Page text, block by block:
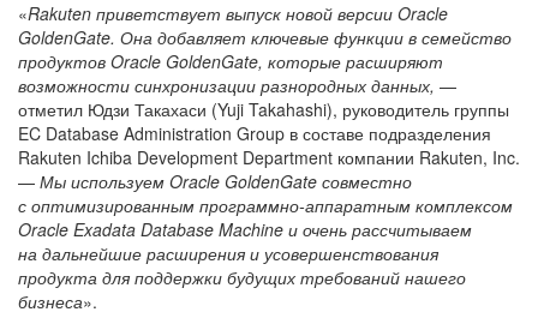
«Rakuten приветствует выпуск новой версии Oracle
GoldenGate. Она добавляет ключевые функции в семейство
продуктов Oracle GoldenGate, которые расширяют
возможности синхронизации разнородных данных, —
отметил Юдзи Такахаси (Yuji Takahashi), руководитель группы
EC Database Administration Group в составе подразделения
Rakuten Ichiba Development Department компании Rakuten, Inc.
— Мы используем Oracle GoldenGate совместно
с оптимизированным программно-аппаратным комплексом
Oracle Exadata Database Machine и очень рассчитываем
на дальнейшие расширения и усовершенствования
продукта для поддержки будущих требований нашего
бизнеса».